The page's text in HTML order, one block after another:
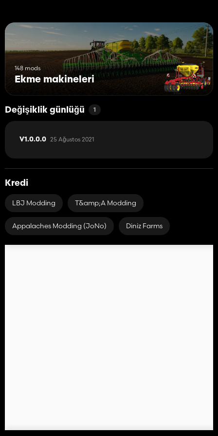
148 mods
Ekme makineleri
Değişiklik günlüğü 1
V1.0.0.0 25 Ağustos 2021
Kredi
LBJ Modding T&amp;A Modding
Appalaches Modding (JoNo) Diniz Farms